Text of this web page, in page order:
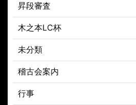
昇段審査
木之本LC杯
未分類
稽古会案内
行事